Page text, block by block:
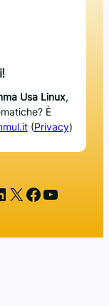
Usa Linux,
È
(Privacy)
X Facebook